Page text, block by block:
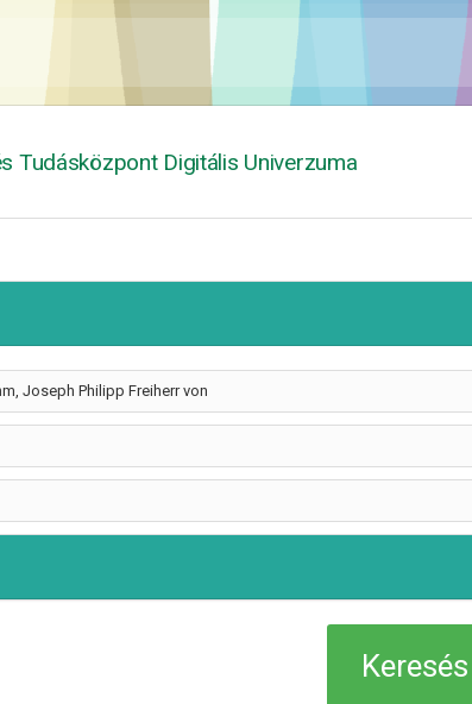
Tudásközpont Digitális Univerzuma